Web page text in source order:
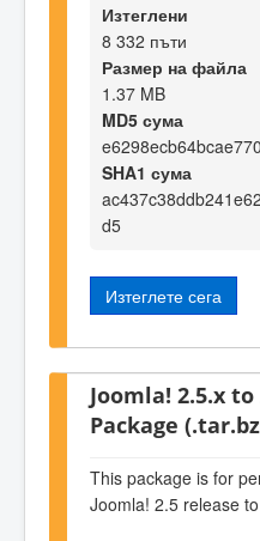
Изтеглени
8 332 пъти
Размер на файла
1.37 MB
MD5 сума
SHA1 сума
d5
Изтеглете сега
Joomla! 2.5.x to
Package
This package is for
Joomla! 2.5 release